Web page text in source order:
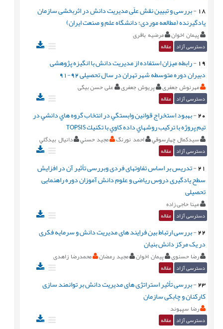
18
-بررسی و تبیین نقش علّی مدیریت دانش در اثربخشی سازمان
یادگیرنده (مطالعه موردی؛ دانشگاه علم و صنعت ایران)
پیمان اخوان مرضیه باقری
دسترسی آزاد مقاله
19
-رابطه میزان استفاده از مدیریت دانش با انگیزه پژوهشی
دبیران دوره متوسطه شهر تهران در سال تحصیلی 92-91
مهرنوش جعفری پریوش جعفری علی حسن بیگی
دسترسی آزاد مقاله
20
-بهبود استخراج قوانين وابستگي در انتخاب گروه هاي دانشي در
تيم پروژه با تركيب روشهاي داده كاوي با تكنيك TOPSIS
سيدكمال چهارسوقي احمد نورنگ مجيد حسني دانيال بيدگلي
دسترسی آزاد مقاله
21
-تدریس بر اساس تفاوتهای فردی وبررسی تأثیر آن در افزایش
سطح یادگیری دروس ریاضی و علوم دانش آموزان دوره راهنمایی
تحصیلی
مینا حاجی زاده
دسترسی آزاد مقاله
22
-بررسی ارتباط بین فراِیند های مدیریت دانش و سرمایه فکری
در یک مرکز دانش بنیان
رضا حسنوی پيمان اخوان مجید رمضان محمدرضا زاهدی
دسترسی آزاد مقاله
23
-بررسی تأثیر استراتژی های مدیریت دانش بر توانمند سازی
کارکنان و چابکی سازمان
رضا سپهوند
دسترسی آزاد مقاله